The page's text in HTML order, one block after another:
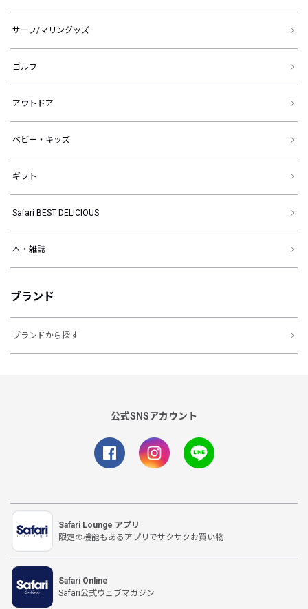
サーフ/マリングッズ
ゴルフ
アウトドア
ベビー・キッズ
ギフト
Safari BEST DELICIOUS
本・雑誌
ブランド
ブランドから探す
公式SNSアカウント
Safari Lounge アプリ
限定の機能もあるアプリでサクサクお買い物
Safari Online
Safari公式ウェブマガジン